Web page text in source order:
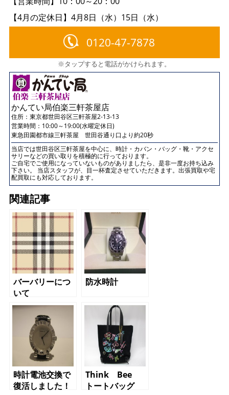
【4月の定休日】4月8日（水）15日（水）
0120-47-7878
※タップすると電話がかけられます。
かんてい局伯楽三軒茶屋店
住所： 東京都世田谷区三軒茶屋2-13-13
営業時間：10:00～19:00(水曜定休日)
東急田園都市線三軒茶屋 世田谷通り口より約20秒
当店では世田谷区三軒茶屋を中心に、時計・カバン・バッグ・靴・アクセ
サリーなどの買い取りを積極的に行っております。
ご自宅でご使用になっていないものがありましたら、是非一度お持ち込み
下さい。 当店スタッフが、目一杯査定させていただきます。出張買取や宅
配買取にも対応しております。
関連記事
バーバリーにつ
いて
防水時計
時計電池交換で
復活しました！
Think Bee
トートバッグ